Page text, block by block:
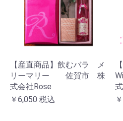
【産直商品】飲むバラ メ
リーマリー 佐賀市 株
式会社Rose
￥6,050 税込